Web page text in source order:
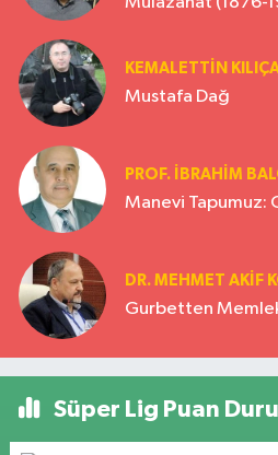
KEMALETTİN
Mustafa Dağ
PROF. İBRAHİM
Manevi Tapumuz:
DR. MEHMET AKIF
Gurbetten
Süper Lig Puan